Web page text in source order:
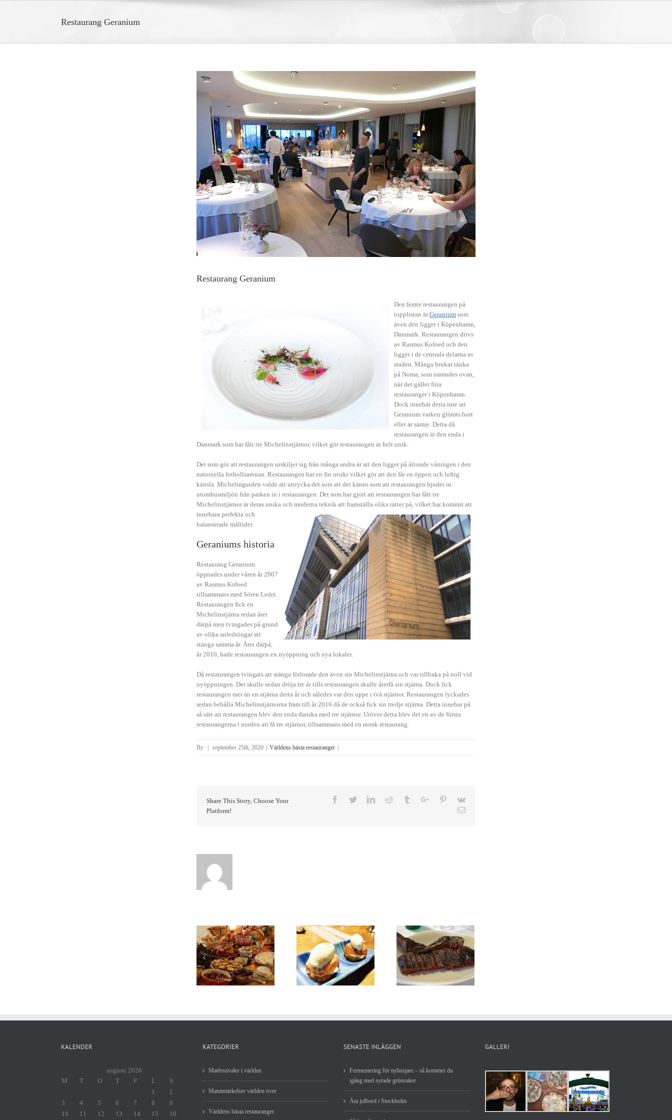
Restaurang Geranium
View
Image
Restaurang Geranium
Den femte restaurangen på
topplistan ärGeraniumsom
även den ligger i Köpenhamn,
Danmark. Restaurangen drivs
av Rasmus Kofoed och den
ligger i de centrala delarna av
staden. Många brukar tänka
på Noma, som nämndes ovan,
när det gäller fina
restauranger i Köpenhamn.
Dock innebär detta inte att
Geranium varken glömts bort
eller är sämre. Detta då
restaurangen är den enda i
Danmark som har fått tre Michelinstjärnor, vilket gör restaurangen är helt unik.
Det som gör att restaurangen urskiljer sig från många andra är att den ligger på åttonde våningen i den
nationella fotbollsarenan. Restaurangen har en fin utsikt vilket gör att den får en öppen och luftig
känsla. Michelinguiden valde att uttrycka det som att det känns som att restaurangen bjuder in
utomhusmiljön från parken in i restaurangen. Det som har gjort att restaurangen har fått tre
Michelinstjärnor är deras unika och moderna teknik att framställa olika rätter på, vilket har kommit att
innebära perfekta och
balanserade måltider.
Geraniums historia
Restaurang Geranium
öppnades under våren år 2007
av Rasmus Kofoed
tillsammans med Sören Ledet.
Restaurangen fick en
Michelinstjärna redan året
därpå men tvingades på grund
av olika anledningar att
stänga samma år. Året därpå,
år 2010, hade restaurangen en nyöppning och nya lokaler.
Då restaurangen tvingats att stänga förlorade den även sin Michelinstjärna och var tillbaka på noll vid
nyöppningen. Det skulle sedan dröja tre år tills restaurangen skulle återfå sin stjärna. Dock fick
restaurangen mer än en stjärna detta år och således var den uppe i två stjärnor. Restaurangen lyckades
sedan behålla Michelinstjärnorna fram till år 2016 då de också fick sin tredje stjärna. Detta innebar på
så sätt att restaurangen blev den enda danska med tre stjärnor. Utöver detta blev det en av de första
restaurangerna i norden att få tre stjärnor, tillsammans med en norsk restaurang.
By september 25th, 2020 Världens bästa restauranger
Share This Story, Choose Your
Platform!
Facebook
TwitterLinkedinReddit TumblrGoogle+Pinterest
Vk
Email
Den bästa
restaurangen i Asien
Mat över öppen eld
Världens bästa
restaurang år 2019
KALENDER
augusti 2026
M
T O T F L
S
1
2
3
4 5 6 7 8
9
10
11 12 13 14 15 16
KATEGORIER
Matfestivaler i världen
Matutmärkelser världen över
Världens bästa restauranger
SENASTE INLÄGGEN
Fermentering för nybörjare – så kommer du
igång med syrade grönsaker
Äta julbord i Stockholm
GALLERI